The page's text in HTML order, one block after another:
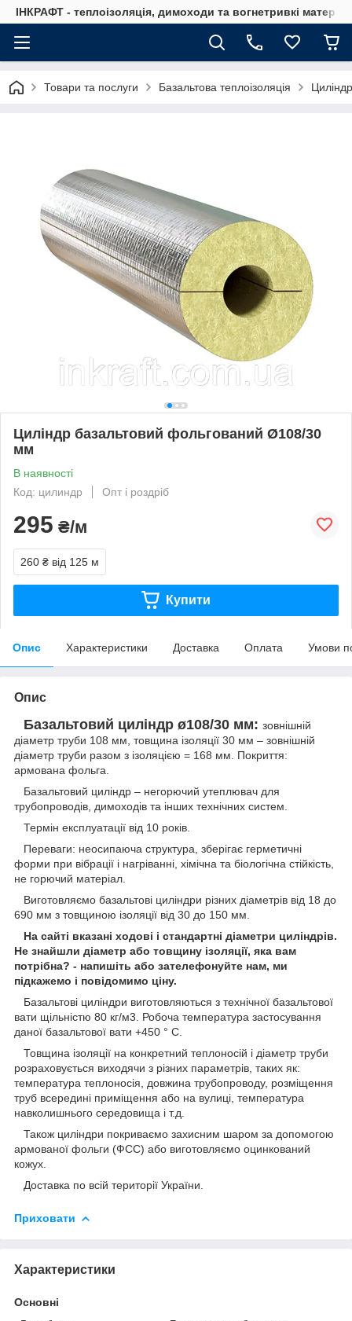
ІНКРАФТ - теплоізоляція, димоходи та вогнетривкі
Товари та послуги Базальтова теплоізоляція
Циліндр базальтовий фольгований Ø108/30
мм
В наявності
Код: цилиндр
Опт і роздріб
295 ₴/м
260 ₴ від 125 м
Купити
Опис Характеристики Доставка Оплата Умови
Опис
Базальтовий циліндр ø108/30 мм: зовнішній
діаметр труби 108 мм, товщина ізоляції 30 мм – зовнішній
діаметр труби разом з ізоляцією = 168 мм. Покриття:
армована фольга.
Базальтовий циліндр – негорючий утеплювач для
трубопроводів, димоходів та інших технічних систем.
Термін експлуатації від 10 років.
Переваги: ​​неосипаюча структура, зберігає герметичні
форми при вібрації і нагріванні, хімічна та біологічна стійкість,
не горючий матеріал.
Виготовляємо базальтові циліндри різних діаметрів від 18 до
690 мм з товщиною ізоляції від 30 до 150 мм.
На сайті вказані ходові і стандартні діаметри циліндрів.
Не знайшли діаметр або товщину ізоляції, яка вам
потрібна? - напишіть або зателефонуйте нам, ми
підкажемо і повідомимо ціну.
Базальтові циліндри виготовляються з технічної базальтової
вати щільністю 80 кг/м3 . Робоча температура застосування
даної базальтової вати +450 ° С.
Товщина ізоляції на конкретний теплоносій і діаметр труби
розраховується виходячи з різних параметрів, таких як:
температура теплоносія, довжина трубопроводу, розміщення
труб всередині приміщення або на вулиці, температура
навколишнього середовища і т.д.
Також циліндри покриваємо захисним шаром за допомогою
армованої фольги (ФСС) або виготовляємо оцинкований
кожух.
Доставка по всій території України.
Приховати
Характеристики
Основні